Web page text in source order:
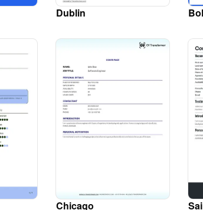
Dublin
Chicago